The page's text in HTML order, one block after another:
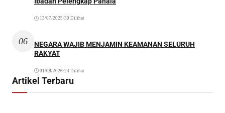
13/07/2025 •30 Dilihat
06
NEGARA WAJIB MENJAMIN KEAMANAN SELURUH
RAKYAT
01/08/2026•24 Dilihat
Artikel Terbaru